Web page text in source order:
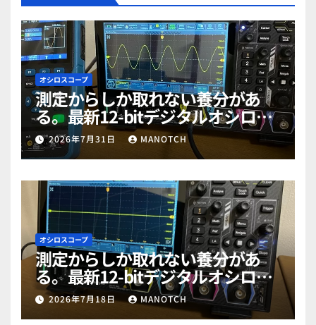
オシロスコープ
測定からしか取れない養分があ
る。最新12-bitデジタルオシロス
コープ「RIGOL MHO984」で勉強
だぜ！part2
2026年7月31日 MANOTCH
オシロスコープ
測定からしか取れない養分があ
る。最新12-bitデジタルオシロス
コープ「RIGOL MHO984」で勉強
だぜ！part1
2026年7月18日 MANOTCH